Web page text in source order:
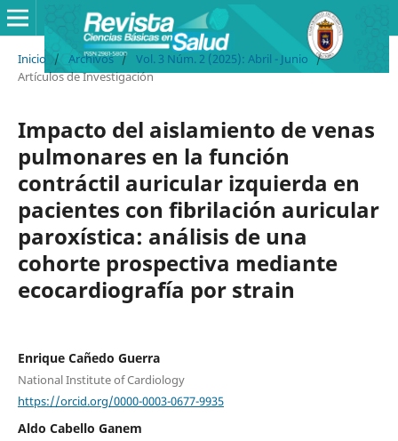
Inicio / Archivos / Vol. 3 Núm. 2 (2025): Abril - Junio /
Artículos de Investigación
Impacto del aislamiento de venas
pulmonares en la función
contráctil auricular izquierda en
pacientes con fibrilación auricular
paroxística: análisis de una
cohorte prospectiva mediante
ecocardiografía por strain
Enrique Cañedo Guerra
National Institute of Cardiology
https://orcid.org/0000-0003-0677-9935
Aldo Cabello Ganem